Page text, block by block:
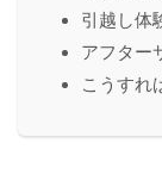
引越し体
アフター
こうすれ